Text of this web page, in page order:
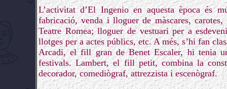
L’activitat d’El Ingenio en aquesta època és
fabricació, venda i lloguer de màscares,
Teatre Romea; lloguer de vestuari per a
llotges per a actes públics, etc. A més, s’hi fan
Arcadi, el fill gran de Benet Escaler, hi tenia
festivals. Lambert, el fill petit, combina la
decorador, comediògraf, attrezzista i escenògraf.